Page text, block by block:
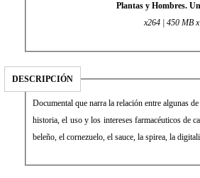
Plantas y Hombres.
x264 | 450 MB
DESCRIPCIÓN
Documental que narra la relación entre algunas
historia, el uso y los intereses farmacéuticos de
beleño, el cornezuelo, el sauce, la spirea, la